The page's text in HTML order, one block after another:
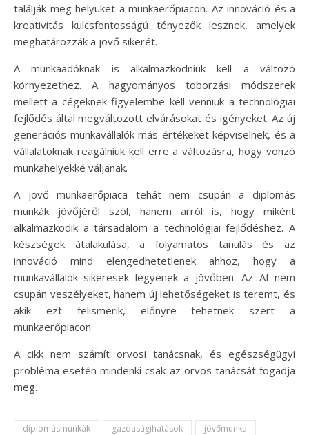
találják meg helyüket a munkaerőpiacon. Az innováció és a
kreativitás kulcsfontosságú tényezők lesznek, amelyek
meghatározzák a jövő sikerét.
A munkaadóknak is alkalmazkodniuk kell a változó
környezethez. A hagyományos toborzási módszerek
mellett a cégeknek figyelembe kell venniük a technológiai
fejlődés által megváltozott elvárásokat és igényeket. Az új
generációs munkavállalók más értékeket képviselnek, és a
vállalatoknak reagálniuk kell erre a változásra, hogy vonzó
munkahelyekké váljanak.
A jövő munkaerőpiaca tehát nem csupán a diplomás
munkák jövőjéről szól, hanem arról is, hogy miként
alkalmazkodik a társadalom a technológiai fejlődéshez. A
készségek átalakulása, a folyamatos tanulás és az
innováció mind elengedhetetlenek ahhoz, hogy a
munkavállalók sikeresek legyenek a jövőben. Az AI nem
csupán veszélyeket, hanem új lehetőségeket is teremt, és
akik ezt felismerik, előnyre tehetnek szert a
munkaerőpiacon.
A cikk nem számít orvosi tanácsnak, és egészségügyi
probléma esetén mindenki csak az orvos tanácsát fogadja
meg.
diplomásmunkák gazdaságihatások
jövőmunka